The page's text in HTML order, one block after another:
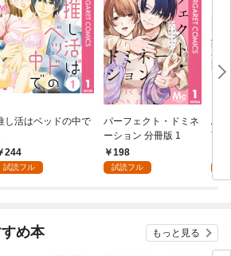
し活はベッドの中で
244
試読フル
パーフェクト・ドミネ
ーション 分冊版 1
198
試読フル
ふ
言
め本 もっと見る